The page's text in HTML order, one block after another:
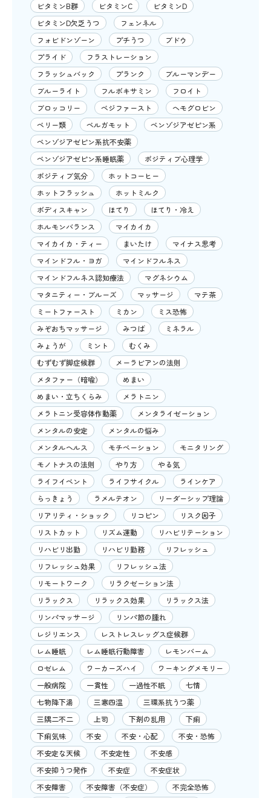
ビタミンB群
ビタミンC
ビタミンD
ビタミンD欠乏うつ
フェンネル
フォビドンゾーン
プチうつ
ブドウ
プライド
フラストレーション
フラッシュバック
プランク
ブルーマンデー
ブルーライト
フルボキサミン
フロイト
ブロッコリー
ベジファースト
ヘモグロビン
ベリー類
ベルガモット
ベンゾジアゼピン系
ベンゾジアゼピン系抗不安薬
ベンゾジアゼピン系睡眠薬
ポジティブ心理学
ポジティブ気分
ホットコーヒー
ホットフラッシュ
ホットミルク
ボディスキャン
ほてり
ほてり・冷え
ホルモンバランス
マイカイカ
マイカイカ・ティー
まいたけ
マイナス思考
マインドフル・ヨガ
マインドフルネス
マインドフルネス認知療法
マグネシウム
マタニティー・ブルーズ
マッサージ
マテ茶
ミートファースト
ミカン
ミス恐怖
みぞおちマッサージ
みつば
ミネラル
みょうが
ミント
むくみ
むずむず脚症候群
メーラビアンの法則
メタファー（暗喩）
めまい
めまい・立ちくらみ
メラトニン
メラトニン受容体作動薬
メンタライゼーション
メンタルの安定
メンタルの悩み
メンタルヘルス
モチベーション
モニタリング
モノトナスの法則
やり方
やる気
ライフイベント
ライフサイクル
ラインケア
らっきょう
ラメルテオン
リーダーシップ理論
リアリティ・ショック
リコピン
リスク因子
リストカット
リズム運動
リハビリテーション
リハビリ出勤
リハビリ勤務
リフレッシュ
リフレッシュ効果
リフレッシュ法
リモートワーク
リラクゼーション法
リラックス
リラックス効果
リラックス法
リンパマッサージ
リンパ節の腫れ
レジリエンス
レストレスレッグス症候群
レム睡眠
レム睡眠行動障害
レモンバーム
ロゼレム
ワーカーズハイ
ワーキングメモリー
一般病院
一貫性 一過性不眠
七情
七物降下湯
三寒四温
三環系抗うつ薬
三隅二不二
上司 下剤の乱用
下痢
下痢気味
不安 不安・心配
不安・恐怖
不安定な天候
不安定性
不安感
不安抑うつ発作
不安症
不安症状
不安障害
不安障害（不安症）
不完全恐怖